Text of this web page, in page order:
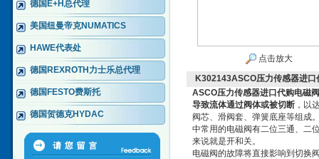
德国E+H总代理
美国纽曼帝克NUMATICS
HAWE代表处
德国REXROTH力士乐总代理
德国FESTO费斯托
德国贺德克HYDAC
点击放大
K302143ASCO压力传感器进口
ASCO压力传感器进口代购电磁
导致流体通过阀体或被切断，以
阀芯、滑阀套、弹簧底座等组成
中常用的电磁阀有二位三通、二
来说就是开和关。
电磁阀的故障将直接影响到切换